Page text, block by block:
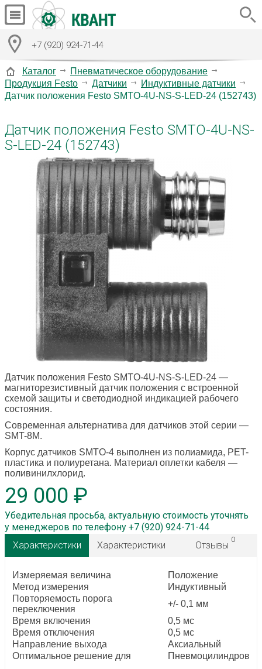
+7 (920) 924-71-44
Каталог
Пневматическое оборудование
Продукция Festo
Датчики
Индуктивные датчики
Датчик положения Festo SMTO-4U-NS-S-LED-24 (152743)
Датчик положения Festo SMTO-4U-NS-
S-LED-24 (152743)
Датчик положения Festo SMTO-4U-NS-S-LED-24 —
магниторезистивный датчик положения с встроенной
схемой защиты и светодиодной индикацией рабочего
состояния.
Современная альтернатива для датчиков этой серии —
SMT-8M.
Корпус датчиков SMTO-4 выполнен из полиамида, PET-
пластика и полиуретана. Материал оплетки кабеля —
поливинилхлорид.
29 000 ₽
Убедительная просьба, актуальную стоимость уточнять
у менеджеров по телефону +7 (920) 924-71-44
Характеристики
Характеристики Отзывы
0
Измеряемая величина
Положение
Метод измерения
Индуктивный
Повторяемость порога
переключения
+/- 0,1 мм
Время включения
0,5 мс
Время отключения
0,5 мс
Направление выхода
Аксиальный
Оптимальное решение для
Пневмоцилиндров